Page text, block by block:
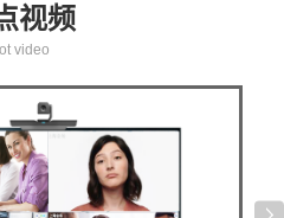
视频
video